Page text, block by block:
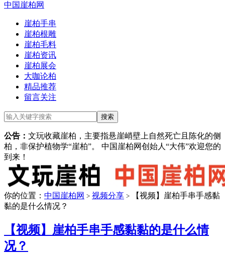
中国崖柏网
崖柏手串
崖柏根雕
崖柏毛料
崖柏资讯
崖柏展会
大咖论柏
精品推荐
留言关注
公告： 文玩收藏崖柏，主要指悬崖峭壁上自然死亡且陈化的侧
柏，非保护植物学“崖柏”。 中国崖柏网创始人“大伟”欢迎您的
到来！
你的位置： 中国崖柏网 > 视频分享 >
【视频】崖柏手串手感黏
黏的是什么情况？
【视频】崖柏手串手感黏黏的是什么情
况？